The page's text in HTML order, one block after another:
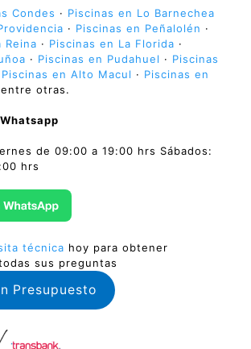
Condes · Piscinas en Lo Barnechea
· Piscinas en Peñalolén ·
Reina · Piscinas en La Florida ·
· Piscinas en Pudahuel · Piscinas
Piscinas en Alto Macul · Piscinas en
entre otras.
de 09:00 a 19:00 hrs Sábados:
hrs
técnica hoy para obtener
sus preguntas
Presupuesto